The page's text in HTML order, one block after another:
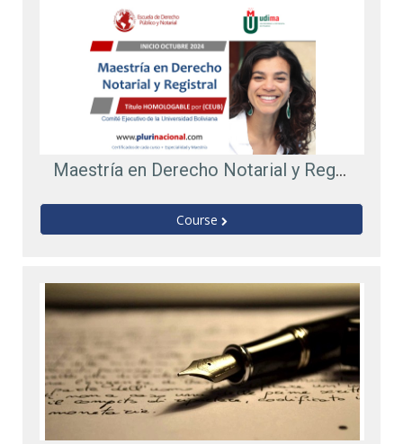
Maestría en Derecho Notarial y Registral V.4
Course